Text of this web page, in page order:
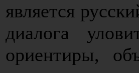
является
диалога
ориентиры,